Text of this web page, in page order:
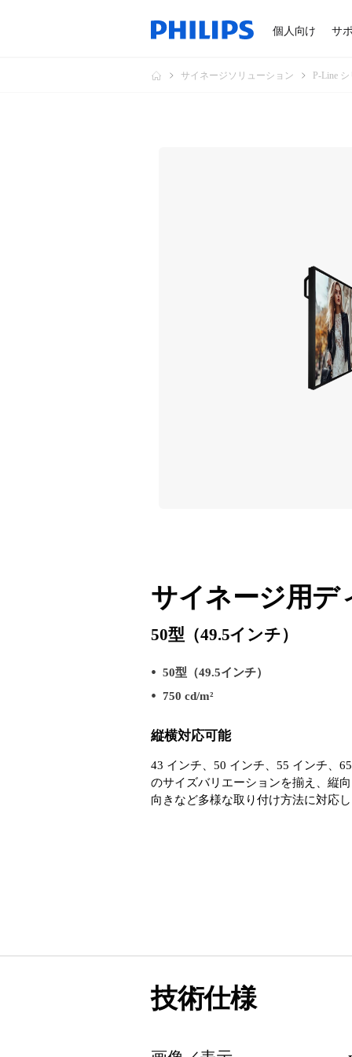
個人向け サ
サイネージソリューション P-Line
サイネージ用デ
50型（49.5インチ）
50型（49.5インチ）
750 cd/m²
縦横対応可能
43 インチ、50 インチ、55 インチ、
のサイズバリエーションを揃え、縦
向きなど多様な取り付け方法に対応し
技術仕様